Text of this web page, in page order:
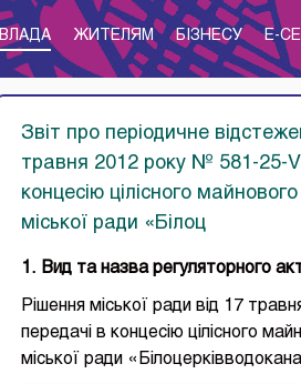
ВЛАДА ЖИТЕЛЯМ БІЗНЕСУ E-
Звіт про періодичне
травня 2012 року № 581-25-
концесію цілісного
міської ради «Білоц
1. Вид та назва регуляторного
Рішення міської ради від 17
передачі в концесію цілісного
міської ради